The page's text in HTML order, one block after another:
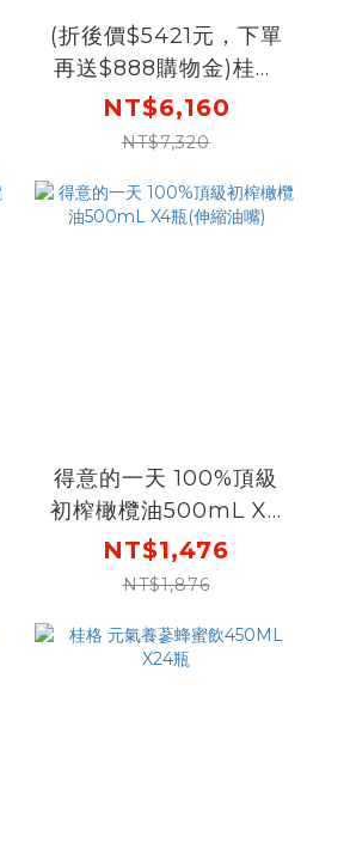
(折後價$5421元，下單
再送$888購物金)桂格
養氣人蔘盒裝60mlX30
瓶X4盒 [結帳輸碼再打
單再送購物金$888]
NT$6,160
NT$7,320
得意的一天 100%頂級
初榨橄欖油500mL X4
瓶(伸縮油嘴)
NT$1,476
NT$1,876